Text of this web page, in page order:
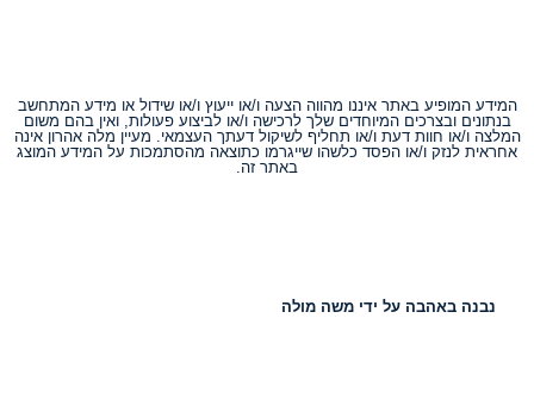
המידע המופיע באתר איננו מהווה הצעה ו/או ייעוץ ו/או שידול או מידע המתחשב
בנתונים ובצרכים המיוחדים שלך לרכישה ו/או לביצוע פעולות, ואין בהם משום
המלצה ו/או חוות דעת ו/או תחליף לשיקול דעתך העצמאי. מעיין מלה אהרון אינה
אחראית לנזק ו/או הפסד כלשהו שייגרמו כתוצאה מהסתמכות על המידע המוצג
באתר זה.
נבנה באהבה על ידי משה מולה